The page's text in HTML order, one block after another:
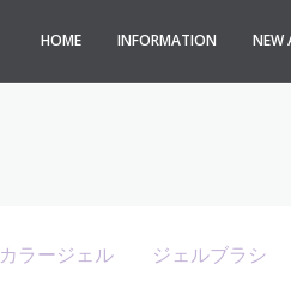
HOME INFORMATION NEW
カラージェル ジェルブラシ